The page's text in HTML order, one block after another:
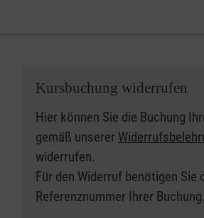
Kursbuchung widerrufen
Hier können Sie die Buchung
gemäß unserer
widerrufen.
Für den Widerruf benötigen Sie
Referenznummer Ihrer Buchung.